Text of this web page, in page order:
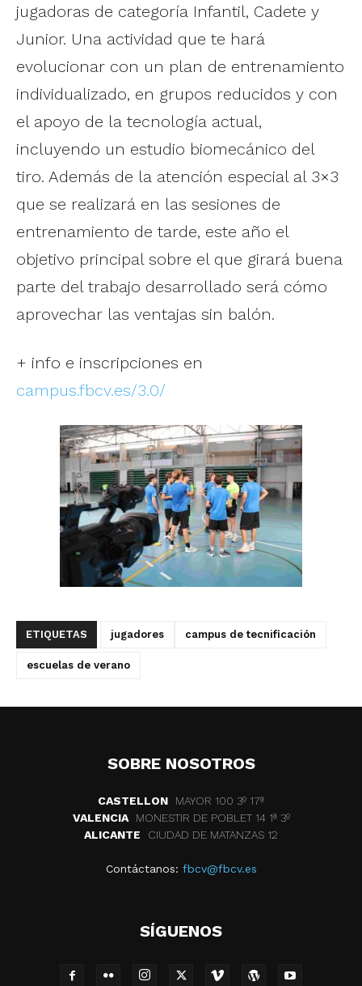
jugadoras de categoría Infantil, Cadete y
Junior. Una actividad que te hará
evolucionar con un plan de entrenamiento
individualizado, en grupos reducidos y con
el apoyo de la tecnología actual,
incluyendo un estudio biomecánico del
tiro. Además de la atención especial al 3×3
que se realizará en las sesiones de
entrenamiento de tarde, este año el
objetivo principal sobre el que girará buena
parte del trabajo desarrollado será cómo
aprovechar las ventajas sin balón.
+ info e inscripciones en
campus.fbcv.es/3.0/
ETIQUETAS jugadores campus de tecnificación
escuelas de verano
SOBRE NOSOTROS
CASTELLON
MAYOR 100 3º 17ª
VALENCIA
MONESTIR DE POBLET 14 1ª 3º
ALICANTE
CIUDAD DE MATANZAS 12
Contáctanos: fbcv@fbcv.es
SÍGUENOS